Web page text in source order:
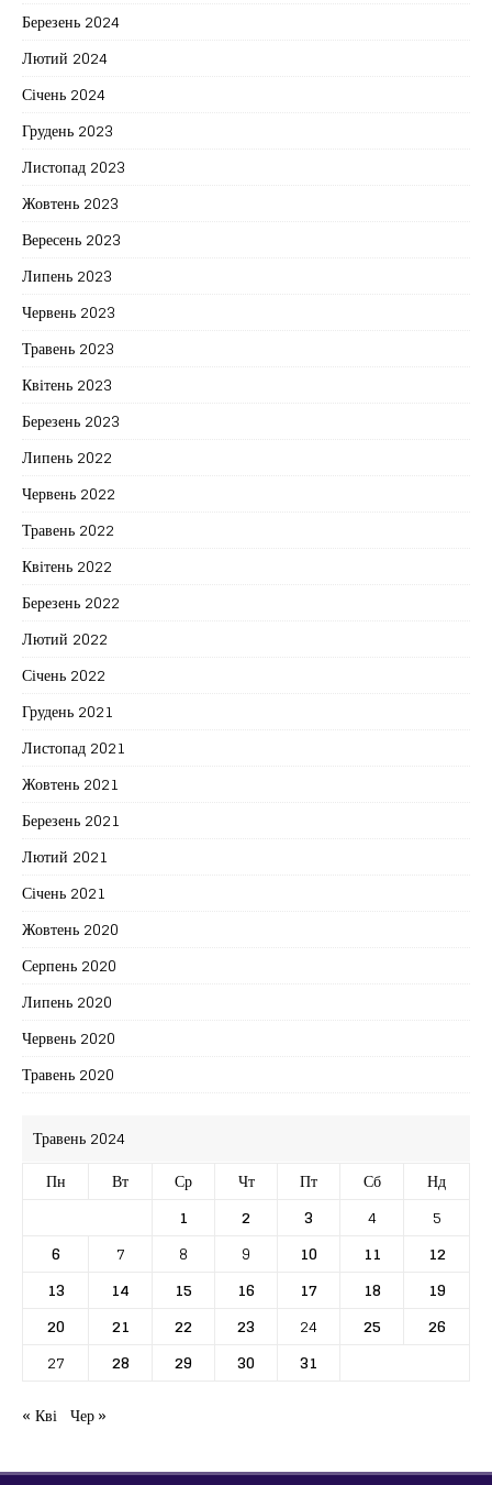
Березень 2024
Лютий 2024
Січень 2024
Грудень 2023
Листопад 2023
Жовтень 2023
Вересень 2023
Липень 2023
Червень 2023
Травень 2023
Квітень 2023
Березень 2023
Липень 2022
Червень 2022
Травень 2022
Квітень 2022
Березень 2022
Лютий 2022
Січень 2022
Грудень 2021
Листопад 2021
Жовтень 2021
Березень 2021
Лютий 2021
Січень 2021
Жовтень 2020
Серпень 2020
Липень 2020
Червень 2020
Травень 2020
Травень 2024
Пн
Вт Ср Чт Пт Сб
Нд
1
2 3 4
5
6
7 8 9 10 11
12
13
14 15 16 17 18
19
20
21 22 23 24 25
26
27
28 29 30
31
« Кві Чер »